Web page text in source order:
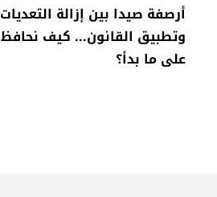
أرصفة صيدا بين إزالة التعديات
وتطبيق القانون... كيف نحافظ
على ما بدأ؟